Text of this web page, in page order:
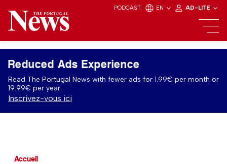
PODCAST EN AD-LITE
Reduced Ads Experience
Read The Portugal News with fewer ads for 1.99€ per month or
19.99€ per year.
Inscrivez-vous ici
Accueil